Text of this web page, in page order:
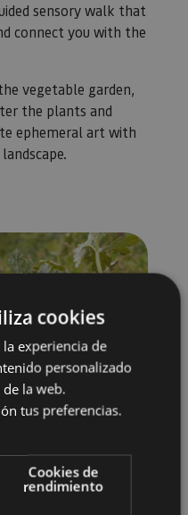
sensory walk that
connect you with the
vegetable garden,
the plants and
ephemeral art with
cookies
experiencia de
personalizado
la web.
tus preferencias.
Cookies de
rendimiento